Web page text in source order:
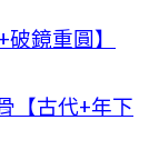
鏡重圓】
【古代+年下